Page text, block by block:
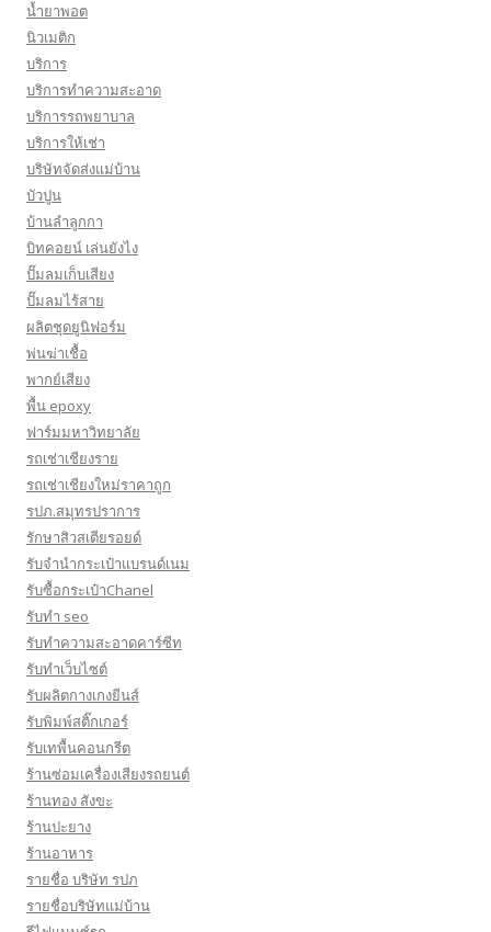
น้ำยาพอต
นิวเมติก
บริการ
บริการทำความสะอาด
บริการรถพยาบาล
บริการให้เช่า
บริษัทจัดส่งแม่บ้าน
บัวปูน
บ้านลำลูกกา
บิทคอยน์ เล่นยังไง
ปั๊มลมเก็บเสียง
ปั๊มลมไร้สาย
ผลิตชุดยูนิฟอร์ม
พ่นฆ่าเชื้อ
พากย์เสียง
พื้น epoxy
ฟาร์มมหาวิทยาลัย
รถเช่าเชียงราย
รถเช่าเชียงใหม่ราคาถูก
รปภ.สมุทรปราการ
รักษาสิวสเตียรอยด์
รับจำนำกระเป๋าแบรนด์เนม
รับซื้อกระเป๋าChanel
รับทำ seo
รับทำความสะอาดคาร์ซีท
รับทําเว็บไซต์
รับผลิตกางเกงยีนส์
รับพิมพ์สติ๊กเกอร์
รับเทพื้นคอนกรีต
ร้านซ่อมเครื่องเสียงรถยนต์
ร้านทอง สังขะ
ร้านปะยาง
ร้านอาหาร
รายชื่อ บริษัท รปภ
รายชื่อบริษัทแม่บ้าน